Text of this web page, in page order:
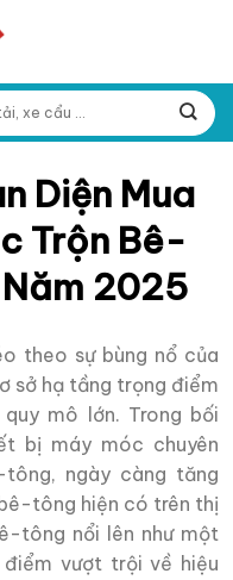
Diện Mua
Trộn Bê-
2025
theo sự bùng nổ của
sở hạ tầng trọng điểm
mô lớn. Trong bối
bị máy móc chuyên
ngày càng tăng
tông hiện có trên thị
tông nổi lên như một
điểm vượt trội về hiệu